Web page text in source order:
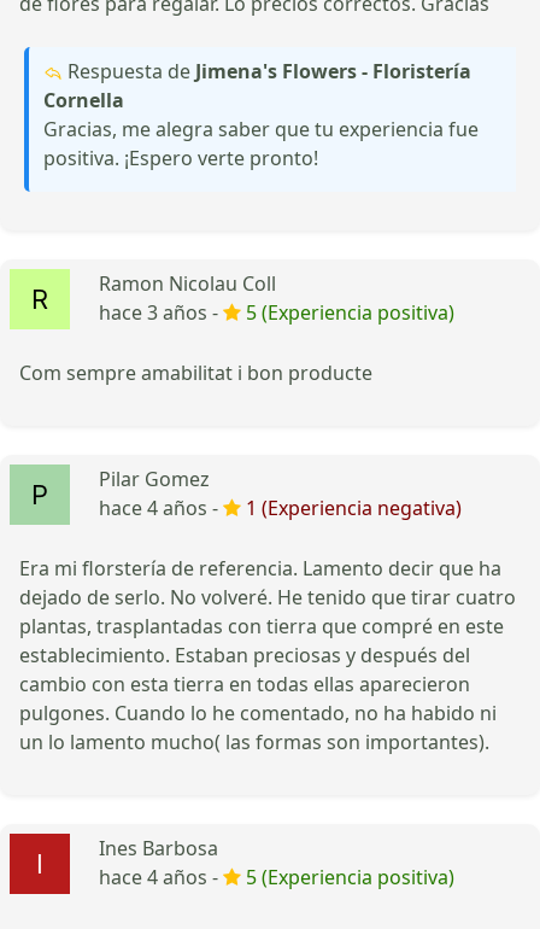
Respuesta de Jimena's Flowers - Floristería
Cornella
Gracias, me alegra saber que tu experiencia fue
positiva. ¡Espero verte pronto!
Ramon Nicolau Coll
hace 3 años -
5 (Experiencia positiva)
Com sempre amabilitat i bon producte
Pilar Gomez
hace 4 años -
1 (Experiencia negativa)
Era mi florstería de referencia. Lamento decir que ha
dejado de serlo. No volveré. He tenido que tirar cuatro
plantas, trasplantadas con tierra que compré en este
establecimiento. Estaban preciosas y después del
cambio con esta tierra en todas ellas aparecieron
pulgones. Cuando lo he comentado, no ha habido ni
un lo lamento mucho( las formas son importantes).
Ines Barbosa
hace 4 años -
5 (Experiencia positiva)